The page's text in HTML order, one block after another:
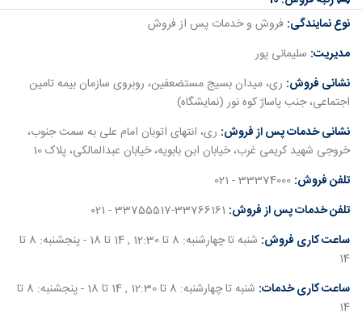
نوع نمایندگی: فروش و خدمات پس از فروش
مدیریت: سلیمانی پور
نشانی فروش: ری، میدان بسیج مستضعفین، روبروی سازمان بیمه تامین
اجتماعی، جنب پاساژ کوه نور (نمایشگاه)
نشانی خدمات پس از فروش: ری، انتهای اتوبان امام علی به سمت جنوب،
خروجی شهید کریمی غرب، خیابان ابن بابویه، خیابان عبدالمالکی، پلاک 10
تلفن فروش:
تلفن خدمات پس از فروش:
ساعت کاری فروش:
شنبه تا چهارشنبه: 8 تا 12:30 , 14 تا 18 - پنجشنبه: 8 تا
14
ساعت کاری خدمات:
شنبه تا چهارشنبه: 8 تا 12:30 , 14 تا 18 - پنجشنبه: 8 تا
14